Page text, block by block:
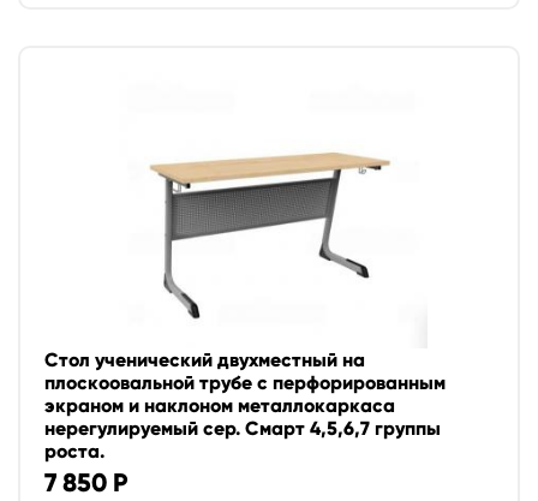
Стол ученический двухместный на
плоскоовальной трубе с перфорированным
экраном и наклоном металлокаркаса
нерегулируемый сер. Смарт 4,5,6,7 группы
роста.
7 850 Р